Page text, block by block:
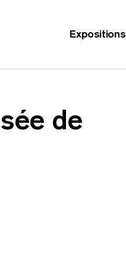
Expositions
de